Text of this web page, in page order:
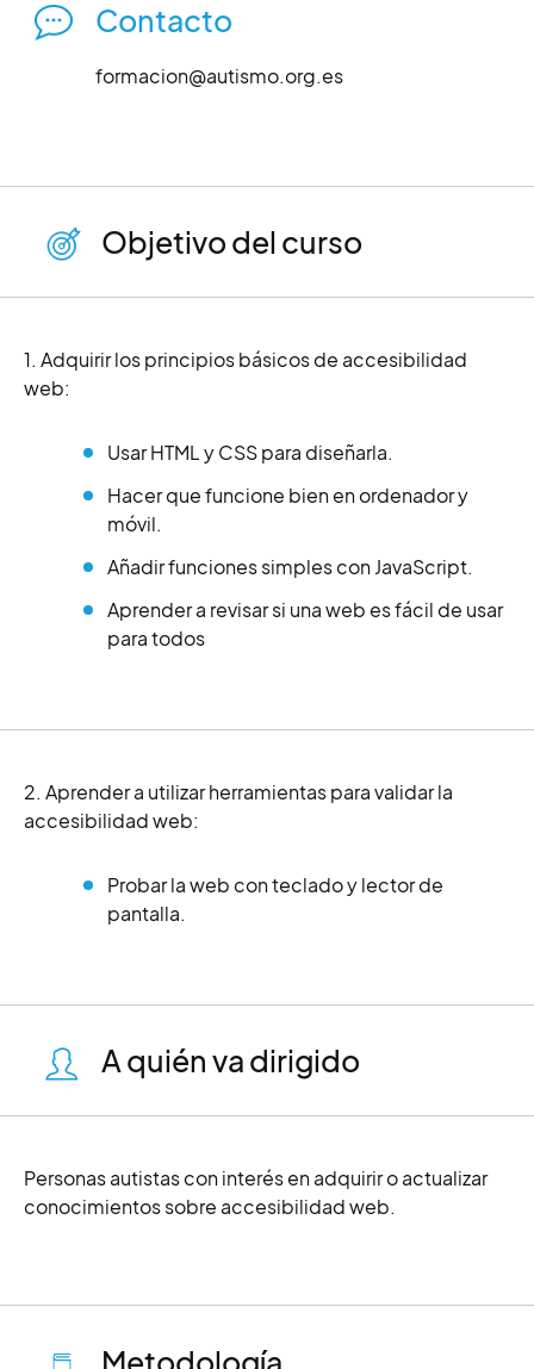
Contacto
formacion@autismo.org.es
Objetivo del curso
2. Aprender a utilizar herramientas para validar la
accesibilidad web:
Probar la web con teclado y lector de
pantalla.
1. Adquirir los principios básicos de accesibilidad
web:
Usar HTML y CSS para diseñarla.
Hacer que funcione bien en ordenador y
móvil.
Añadir funciones simples con JavaScript.
Aprender a revisar si una web es fácil de usar
para todos
A quién va dirigido
Personas autistas con interés en adquirir o actualizar
conocimientos sobre accesibilidad web.